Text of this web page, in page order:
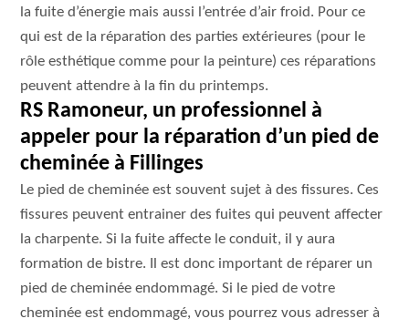
la fuite d’énergie mais aussi l’entrée d’air froid. Pour ce
qui est de la réparation des parties extérieures (pour le
rôle esthétique comme pour la peinture) ces réparations
peuvent attendre à la fin du printemps.
RS Ramoneur, un professionnel à
appeler pour la réparation d’un pied de
cheminée à Fillinges
Le pied de cheminée est souvent sujet à des fissures. Ces
fissures peuvent entrainer des fuites qui peuvent affecter
la charpente. Si la fuite affecte le conduit, il y aura
formation de bistre. Il est donc important de réparer un
pied de cheminée endommagé. Si le pied de votre
cheminée est endommagé, vous pourrez vous adresser à